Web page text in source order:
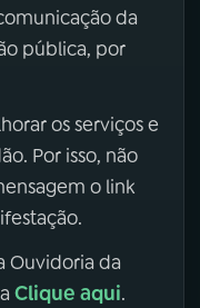
da
pública, por
os serviços e
Por isso, não
o link
Ouvidoria da
Clique aqui.